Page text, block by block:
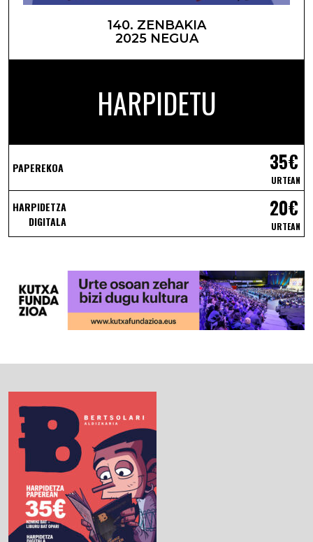
140. ZENBAKIA
2025 NEGUA
HARPIDETU
PAPEREKOA 35€
URTEAN
HARPIDETZA
DIGITALA
20€
URTEAN